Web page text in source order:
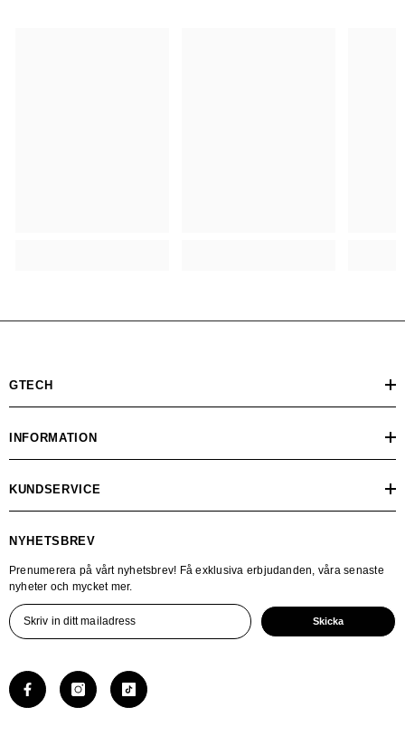
GTECH
INFORMATION
KUNDSERVICE
NYHETSBREV
Prenumerera på vårt nyhetsbrev! Få exklusiva erbjudanden, våra senaste
nyheter och mycket mer.
Skicka